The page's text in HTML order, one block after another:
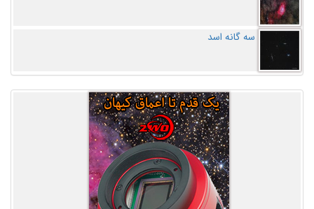
سه گانه اسد